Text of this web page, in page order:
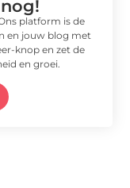
platform is de
en jouw blog met
knop en zet de
en groei.